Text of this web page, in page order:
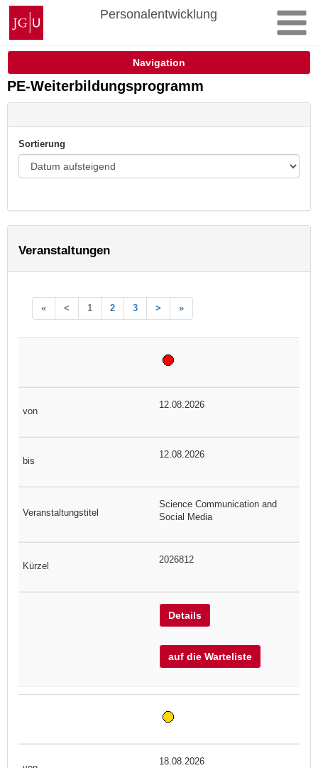
Zum
Inhalt
springen
Johannes
Gutenberg-
Universität
Personalentwicklung
Navigation
PE-Weiterbildungsprogramm
Sortierung
Veranstaltungen
« < 1 2 3 > »
12.08.2026
12.08.2026
Science Communication and
Social Media
2026812
Details
auf die Warteliste
18.08.2026